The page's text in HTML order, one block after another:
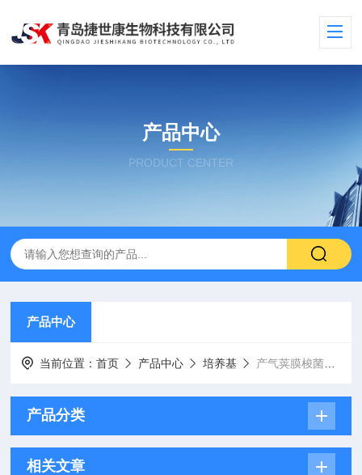
产品中心
PRODUCT CENTER
产品中心
当前位置：首页 产品中心 培养基 产气荚膜梭菌、肉毒梭菌、厌氧菌检验培养基
产品分类
相关文章